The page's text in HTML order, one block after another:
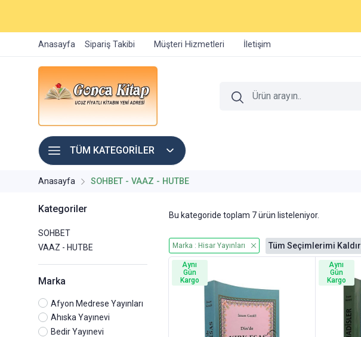
Anasayfa Sipariş Takibi Müşteri Hizmetleri İletişim
TÜM KATEGORİLER
Anasayfa SOHBET - VAAZ - HUTBE
Kategoriler
SOHBET
VAAZ - HUTBE
Marka
Afyon Medrese Yayınları
Ahıska Yayınevi
Bedir Yayınevi
Bu kategoride toplam 7ürün listeleniyor.
Marka : Hisar Yayınları Tüm Seçimlerimi Kaldır
Aynı
Gün
Kargo
Aynı
Gün
Kargo